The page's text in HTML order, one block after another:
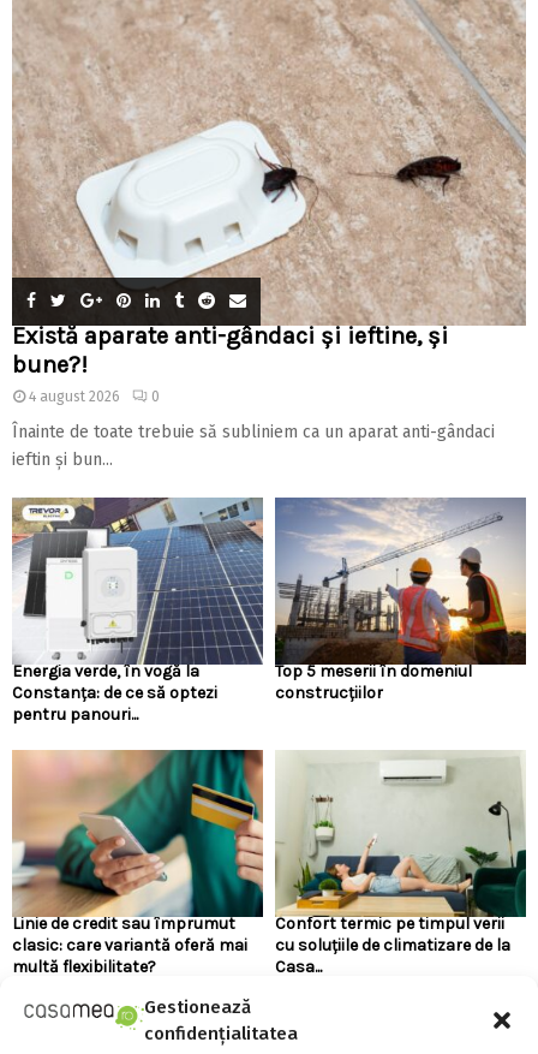
Gestionează
confidențialitatea
Există aparate anti-gândaci și ieftine, și
bune?!
4 august 2026 0
Înainte de toate trebuie să subliniem ca un aparat anti-gândaci
ieftin și bun...
Energia verde, în vogă la
Constanța: de ce să optezi
pentru panouri...
Top 5 meserii în domeniul
construcțiilor
Linie de credit sau împrumut
clasic: care variantă oferă mai
multă flexibilitate?
Confort termic pe timpul verii
cu soluțiile de climatizare de la
Casa...
URMARESTE-NE PE FACEBOOK